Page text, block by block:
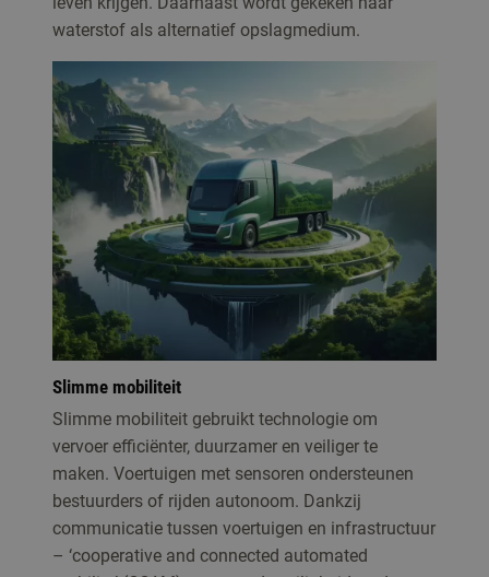
waterstof als alternatief opslagmedium.
Slimme mobiliteit
Slimme mobiliteit gebruikt technologie om
vervoer efficiënter, duurzamer en veiliger te
maken. Voertuigen met sensoren ondersteunen
bestuurders of rijden autonoom. Dankzij
communicatie tussen voertuigen en infrastructuur
– ‘cooperative and connected automated